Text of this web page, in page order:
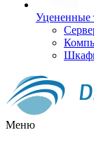
Уцененные
Меню